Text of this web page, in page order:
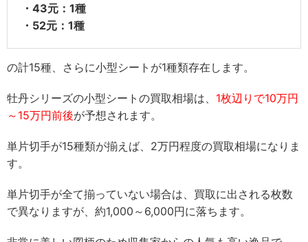
・43元：1種
・52元：1種
の計15種、さらに小型シートが1種類存在します。
牡丹シリーズの小型シートの買取相場は、 1枚辺りで10万円
～15万円前後が予想されます。
単片切手が15種類が揃えば、2万円程度の買取相場になりま
す。
単片切手が全て揃っていない場合は、買取に出される枚数
で異なりますが、約1,000～6,000円に落ちます。